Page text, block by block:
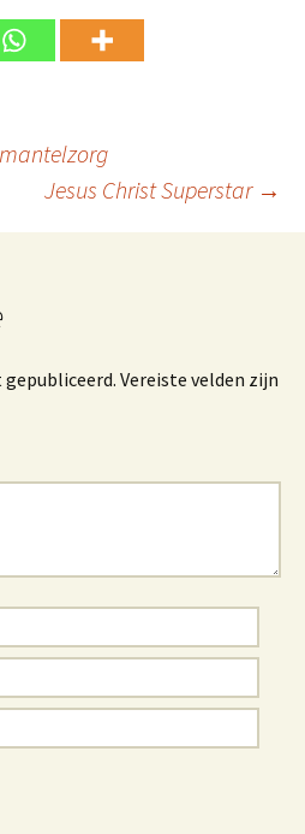
Jesus Christ Superstar →
Vereiste velden zijn